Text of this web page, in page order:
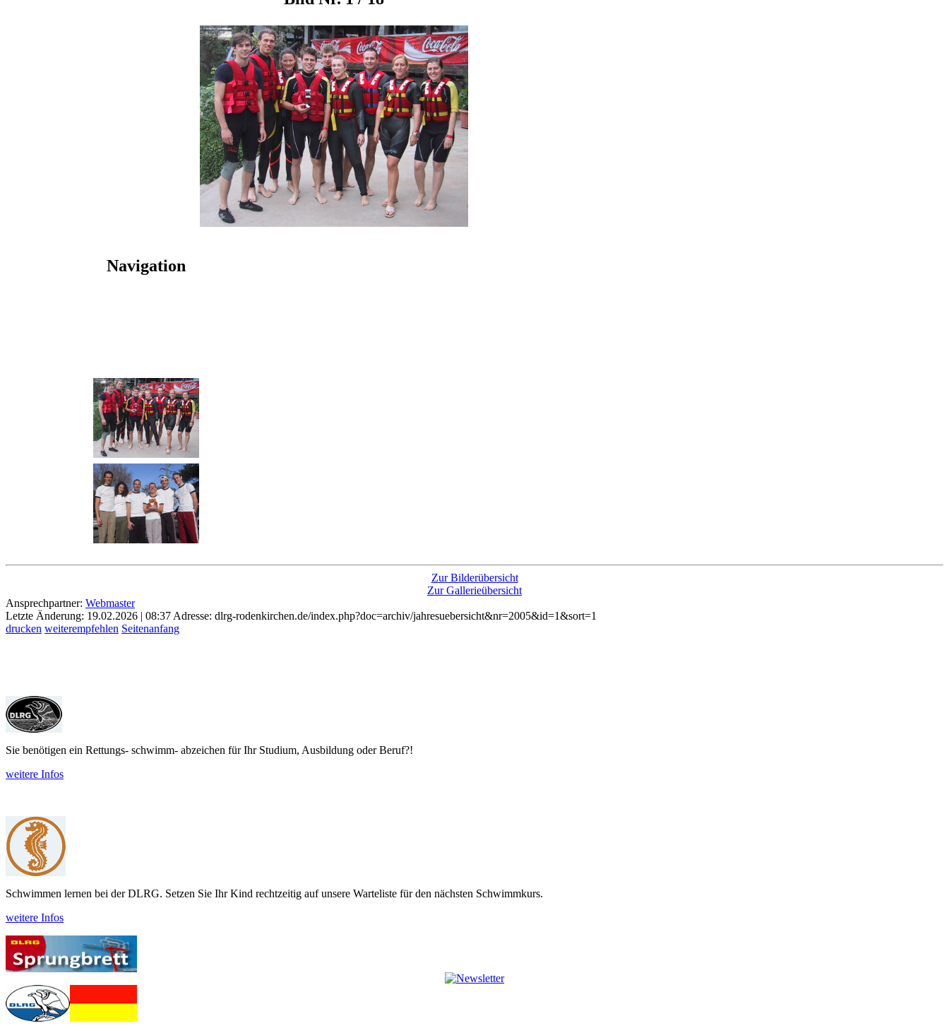
Navigation
Zur Bilderübersicht
Zur Gallerieübersicht
Ansprechpartner: Webmaster
Letzte Änderung: 19.02.2026 | 08:37 Adresse: dlrg-rodenkirchen.de/index.php?doc=archiv/jahresuebersicht&nr=2005&id=1&sort=1
drucken weiterempfehlen Seitenanfang
Sie benötigen ein Rettungs- schwimm- abzeichen für Ihr Studium, Aus­bildung oder Beruf?!
weitere Infos
Schwimmen lernen bei der DLRG. Setzen Sie Ihr Kind recht­zeitig auf unsere Warte­liste für den nächsten Schwimm­kurs.
weitere Infos